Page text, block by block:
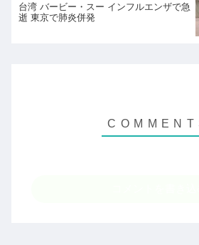
台湾 バービー・スー インフルエンザで急
逝 東京で肺炎併発